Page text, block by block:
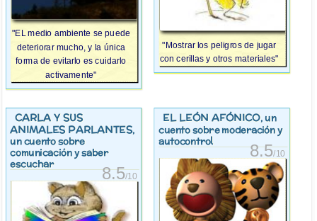
"EL medio ambiente se puede
deteriorar mucho, y la única
forma de evitarlo es cuidarlo
activamente"
"Mostrar los peligros de jugar
con cerillas y otros materiales"
CARLA Y SUS
ANIMALES PARLANTES,
un cuento sobre
comunicación y saber
escuchar
8.5/10
EL LEÓN AFÓNICO, un
cuento sobre moderación y
autocontrol
8.5/10